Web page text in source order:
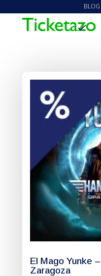
El Mago Yunke
Zaragoza